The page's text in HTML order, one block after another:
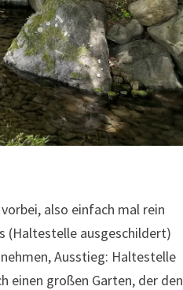
also einfach mal rein
(Haltestelle ausgeschildert)
Ausstieg: Haltestelle
einen großen Garten, der den